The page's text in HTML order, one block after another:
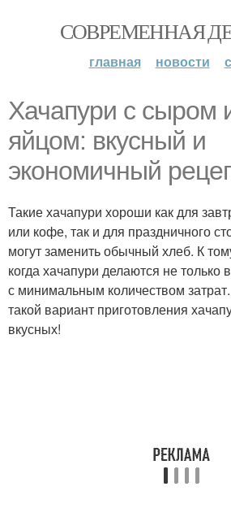
СОВРЕМЕННАЯ
главная новости
Хачапури с сыром
яйцом: вкусный и
экономичный
Такие хачапури хороши как для
или кофе, так и для праздничного
могут заменить обычный хлеб. К
когда хачапури делаются не только
с минимальным количеством
такой вариант приготовления
вкусных!